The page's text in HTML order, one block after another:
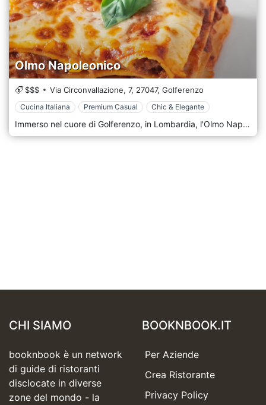
Olmo Napoleonico
$$$ Via Circonvallazione, 7, 27047, Golferenzo
Cucina Italiana Premium Casual Chic & Elegante
Immerso nel cuore di Golferenzo, in Lombardia, l'Olmo Napoleonico è un santuario dove la serenità della natura e lo splendore dell'arte culinaria italiana si intrecciano, offrendo un rifugio incantevole e saporito. Testimonianza del ricco e vivace patrimonio culinario italiano, l'Olmo Napoleonico incarna una miscela in cui la cucina tradizionale lombarda incontra tecniche culinarie innovative. Ogni piatto, dai nostri corsi esclusivi alle offerte stagionali, racconta una storia in cui passato e presente convergono per orchestrare un'esperienza culinaria memorabile. Con uno sfondo di vigneti ondulati, il nostro ristorante promette un'esperienza culinaria visivamente e gastronomicamente spettacolare. Mentre assapori le nostre creazioni culinarie, gli incantevoli panorami di rigogliosi vigneti sotto il sole lombardo sussurrano storie di natura, serenità e tradizione. Abbracciando la generosità donata dai ricchi terreni e dai diversi climi della Lombardia, il nostro menu è un omaggio ai prodotti locali e alle ricette tradizionali. Dalle verdure appena raccolte alle carni di provenienza locale, ogni ingrediente è scelto con la massima cura per garantire che i piatti rispecchino i sapori genuini della regione. All'Olmo Napoleonico, la calda e autentica ospitalità italiana è radicata nella nostra essenza. Il nostro team è impegnato a fornire un servizio straordinario quanto la nostra offerta culinaria, assicurando che la vostra esperienza con noi sia splendida, dall'arrivo all'addio.
CHI SIAMO
booknbook è un network
di guide di ristoranti
disclocate in diverse
zone del mondo - la
BOOKNBOOK.IT
Per Aziende
Crea Ristorante
Privacy Policy